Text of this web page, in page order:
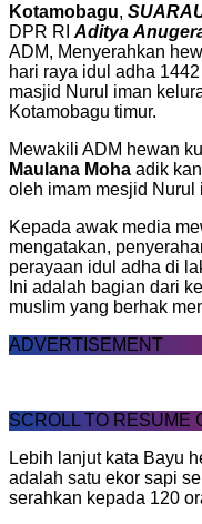
Kotamobagu,
DPR RI Aditya
ADM, Menyerahkan
hari raya idul adha
masjid Nurul iman
Kotamobagu timur.
Mewakili ADM hewan
Maulana Moha adik
oleh imam mesjid Nurul
Kepada awak media
mengatakan,
perayaan idul adha di
Ini adalah bagian dari
muslim yang berhak
ADVERTISEMENT
SCROLL TO RESUME
Lebih lanjut kata Bayu
adalah satu ekor sapi
serahkan kepada 120